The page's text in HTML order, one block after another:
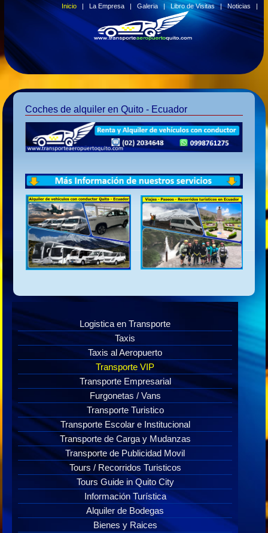
Inicio |La Empresa |Galeria |Libro de Visitas|Noticias |
Coches de alquiler en Quito - Ecuador
Logistica en Transporte
Taxis
Taxis al Aeropuerto
Transporte VIP
Transporte Empresarial
Furgonetas / Vans
Transporte Turistico
Transporte Escolar e Institucional
Transporte de Carga y Mudanzas
Transporte de Publicidad Movil
Tours / Recorridos Turisticos
Tours Guide in Quito City
Información Turística
Alquiler de Bodegas
Bienes y Raices